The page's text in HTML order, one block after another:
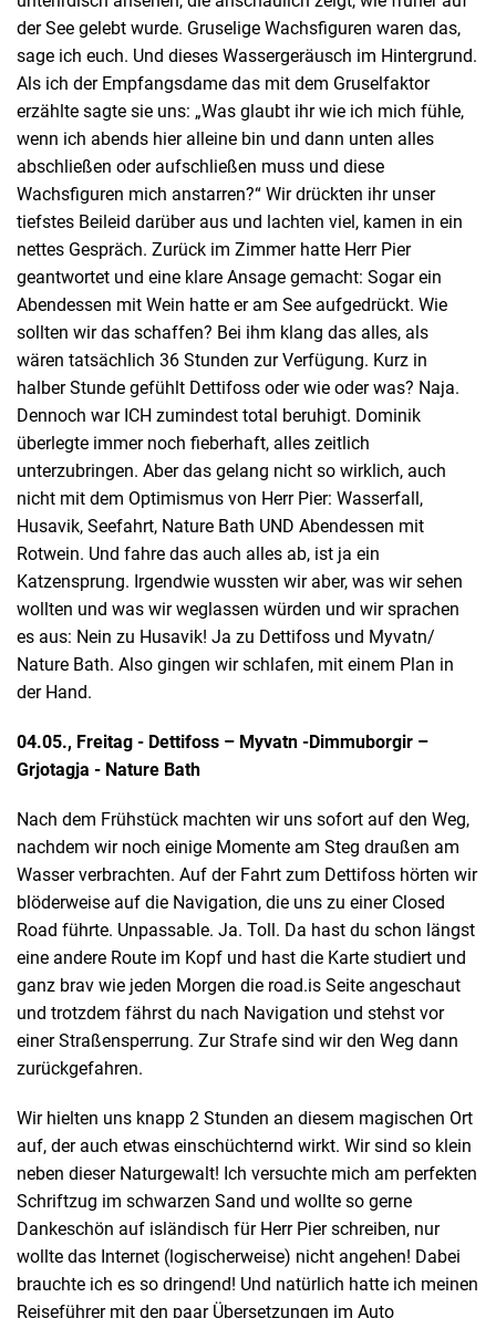
der See gelebt wurde. Gruselige Wachsfiguren waren das,
sage ich euch. Und dieses Wassergeräusch im Hintergrund.
Als ich der Empfangsdame das mit dem Gruselfaktor
erzählte sagte sie uns: „Was glaubt ihr wie ich mich fühle,
wenn ich abends hier alleine bin und dann unten alles
abschließen oder aufschließen muss und diese
Wachsfiguren mich anstarren?“ Wir drückten ihr unser
tiefstes Beileid darüber aus und lachten viel, kamen in ein
nettes Gespräch. Zurück im Zimmer hatte Herr Pier
geantwortet und eine klare Ansage gemacht: Sogar ein
Abendessen mit Wein hatte er am See aufgedrückt. Wie
sollten wir das schaffen? Bei ihm klang das alles, als
wären tatsächlich 36 Stunden zur Verfügung. Kurz in
halber Stunde gefühlt Dettifoss oder wie oder was? Naja.
Dennoch war ICH zumindest total beruhigt. Dominik
überlegte immer noch fieberhaft, alles zeitlich
unterzubringen. Aber das gelang nicht so wirklich, auch
nicht mit dem Optimismus von Herr Pier: Wasserfall,
Husavik, Seefahrt, Nature Bath UND Abendessen mit
Rotwein. Und fahre das auch alles ab, ist ja ein
Katzensprung. Irgendwie wussten wir aber, was wir sehen
wollten und was wir weglassen würden und wir sprachen
es aus: Nein zu Husavik! Ja zu Dettifoss und Myvatn/
Nature Bath. Also gingen wir schlafen, mit einem Plan in
der Hand.
04.05., Freitag - Dettifoss – Myvatn -Dimmuborgir –
Grjotagja - Nature Bath
Nach dem Frühstück machten wir uns sofort auf den Weg,
nachdem wir noch einige Momente am Steg draußen am
Wasser verbrachten. Auf der Fahrt zum Dettifoss hörten wir
blöderweise auf die Navigation, die uns zu einer Closed
Road führte. Unpassable. Ja. Toll. Da hast du schon längst
eine andere Route im Kopf und hast die Karte studiert und
ganz brav wie jeden Morgen die road.is Seite angeschaut
und trotzdem fährst du nach Navigation und stehst vor
einer Straßensperrung. Zur Strafe sind wir den Weg dann
zurückgefahren.
Wir hielten uns knapp 2 Stunden an diesem magischen Ort
auf, der auch etwas einschüchternd wirkt. Wir sind so klein
neben dieser Naturgewalt! Ich versuchte mich am perfekten
Schriftzug im schwarzen Sand und wollte so gerne
Dankeschön auf isländisch für Herr Pier schreiben, nur
wollte das Internet (logischerweise) nicht angehen! Dabei
brauchte ich es so dringend! Und natürlich hatte ich meinen
Reiseführer mit den paar Übersetzungen im Auto